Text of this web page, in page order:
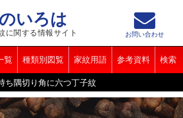
いろは
に関する情報サイト
覧 種類別図覧 家紋用語 参考資料 検索
お問い合わせ
ち隅切り角に六つ丁子紋